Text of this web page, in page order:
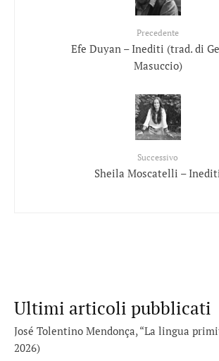
Precedente
Efe Duyan – Inediti (trad. di
Masuccio)
Successivo
Sheila Moscatelli – Inediti
Ultimi articoli pubblicati
José Tolentino Mendonça, “La lingua
2026)